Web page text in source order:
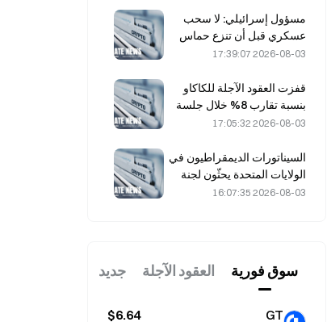
مسؤول إسرائيلي: لا سحب
عسكري قبل أن تنزع حماس
سلاحها
2026-08-03 17:39:07
قفزت العقود الآجلة للكاكاو
بنسبة تقارب 8% خلال جلسة
يوم الجمعة الماضي، في
2026-08-03 17:05:32
السيناتورات الديمقراطيون في
الولايات المتحدة يحثّون لجنة
2026-08-03 16:07:35
سوق فوریة العقود الآجلة جديد
GT
$6.64